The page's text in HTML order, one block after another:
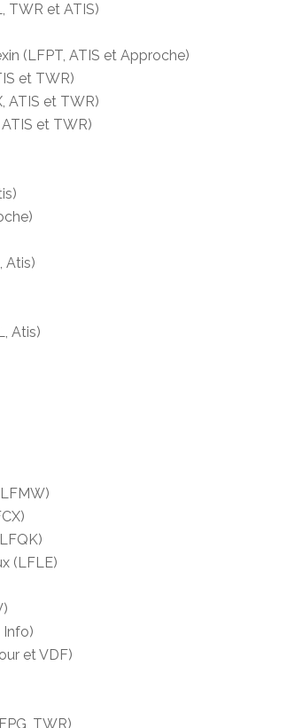
TWR et ATIS)
(LFPT, ATIS et Approche)
et TWR)
ATIS et TWR)
et TWR)
Atis)
Atis)
(LFLE)
Info)
et VDF)
TWR)